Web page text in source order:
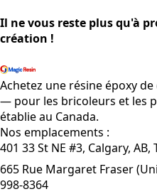
Il ne vous reste plus qu'à
création !
Achetez une résine époxy
— pour les bricoleurs et les
établie au Canada.
Nos emplacements :
401 33 St NE #3, Calgary, AB,
665 Rue Margaret Fraser
998-8364